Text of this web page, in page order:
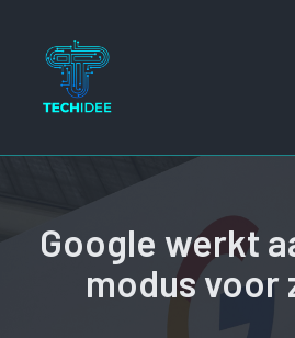
inhoud
Google werkt
modus voor